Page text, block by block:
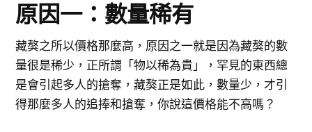
原因一：數量稀有
藏獒之所以價格那麼高，原因之一就是因為藏獒的數
量很是稀少，正所謂「物以稀為貴」，罕見的東西總
是會引起多人的搶奪，藏獒正是如此，數量少，才引
得那麼多人的追捧和搶奪，你說這價格能不高嗎？